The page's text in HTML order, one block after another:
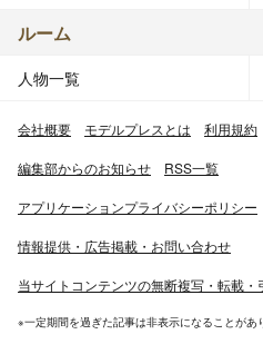
ルーム
人物一覧
会社概要 モデルプレスとは 利用規約
編集部からのお知らせ RSS一覧
アプリケーションプライバシーポリシー
情報提供・広告掲載・お問い合わせ
当サイトコンテンツの無断複写・転載・
※一定期間を過ぎた記事は非表示になることがあ